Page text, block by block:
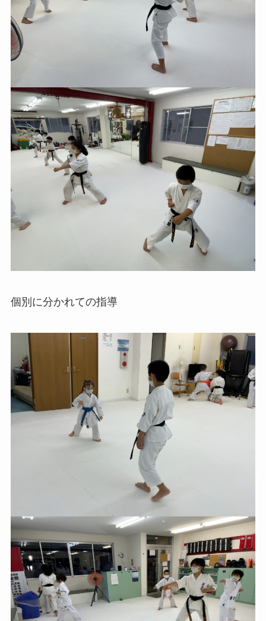
個別に分かれての指導